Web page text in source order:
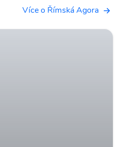
Více o Římská Agora